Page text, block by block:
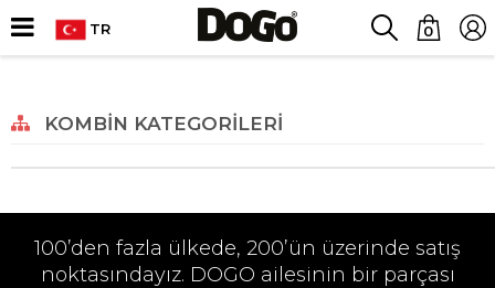
TR 0
KOMBIN KATEGORILERI
100’den fazla ülkede, 200’ün üzerinde satış
noktasındayız. DOGO ailesinin bir parçası